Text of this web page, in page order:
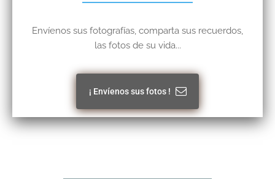
Envíenos sus fotografías, comparta sus recuerdos,
las fotos de su vida...
¡ Envíenos sus fotos !